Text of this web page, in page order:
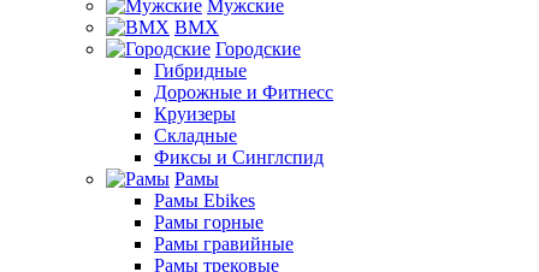
Мужские
BMX
Городские
Гибридные
Дорожные и Фитнесс
Круизеры
Складные
Фиксы и Синглспид
Рамы
Рамы Ebikes
Рамы горные
Рамы гравийные
Рамы трековые